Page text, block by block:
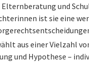
und
ist sie eine
aus einer Vielzahl
und Hypothese –